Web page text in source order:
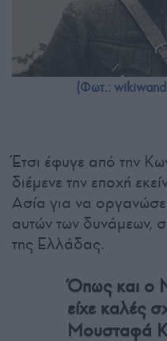
(Φωτ.:
Έτσι έφυγε από την
διέμενε την εποχή
Ασία για να
αυτών των δυνάμεων,
της Ελλάδας.
Όπως και ο
είχε καλές
Μουσταφά